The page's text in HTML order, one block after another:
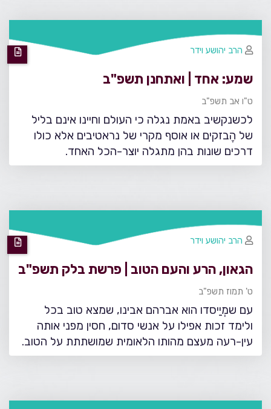
שמע: אחד | ואתחנן תשפ"ב
ט"ו אב תשפ"ב
לכשנקשיב באמת נגלה כי העולם וחיינו אינם בליל
של הֶבזקים או אוסף מקרי של נראטיבים אלא כולו
דרכים שונות בהן מתגלה יוצר-הכל האחד.
הרב יהושע וידר
הגאון, הרע והעם הטוב | פרשת בלק תשפ"ב
ט' תמוז תשפ"ב
עם שמְיַיסדו הוא אברהם אבינו, שמצא טוב בכל
ולימד זכות אפילו על אנשי סדום, חסין מפני אותה
עין-רעה מעצם מהותו הלאומית שמושתתת על הטוב.
הרב יהושע וידר